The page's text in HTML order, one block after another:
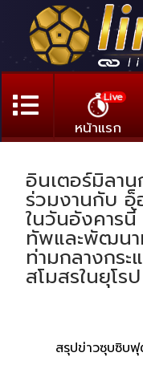
Live
หน้าแรก
อินเตอร์มิลา
ร่วมงานกับ อ็
ในวันอังคารนี้
ทัพและพัฒนา
ท่ามกลางกร
สโมสรในยุโรป
สรุปข่าวซุบซิบฟุ